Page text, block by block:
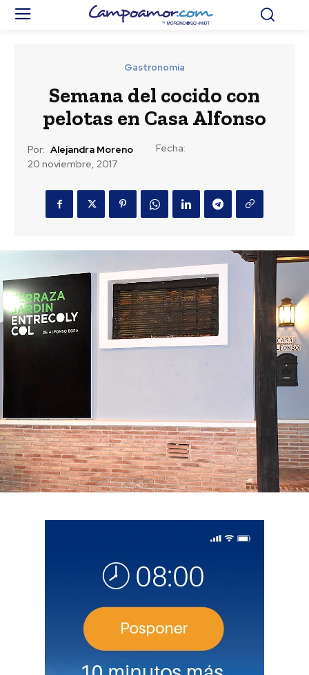
Gastronomía
Semana del cocido con
pelotas en Casa Alfonso
Por: Alejandra Moreno
Fecha:
20 noviembre, 2017